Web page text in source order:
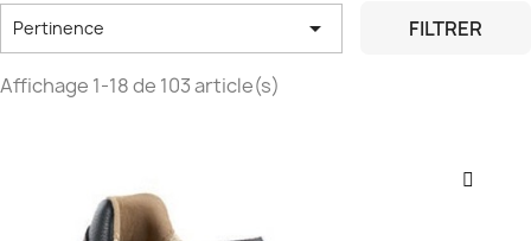
Pertinence  FILTRER
Affichage 1-18 de 103 article(s)